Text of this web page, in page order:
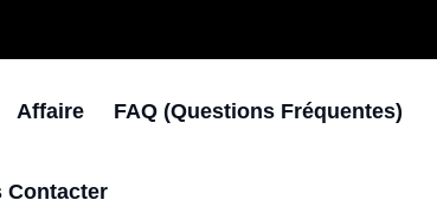
Affaire FAQ (questions Fréquentes)
Contacter